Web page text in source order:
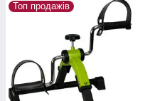
Топ продажів